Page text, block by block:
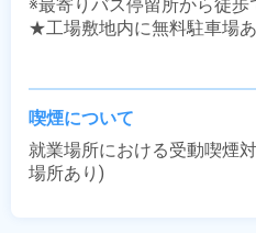
※最寄りバス停留所から徒歩
★工場敷地内に無料駐車場
喫煙について
就業場所における受動喫煙
場所あり)